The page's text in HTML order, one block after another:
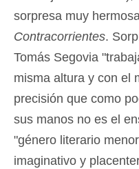
sorpresa muy
Contracorrientes.
Tomás Segovia
misma altura y con el
precisión que como
sus manos no es el
"género literario
imaginativo y